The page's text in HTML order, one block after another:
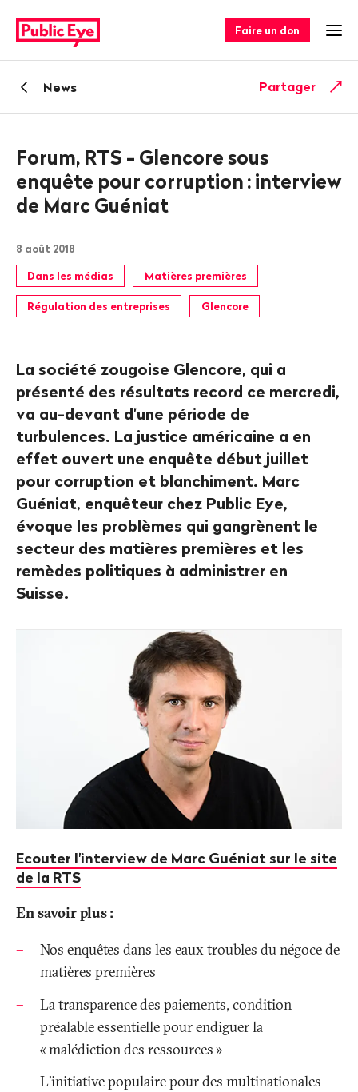
sur
publiceye.ch
rapide
Faire un don
RetourNews Partager
Forum, RTS - Glencore sous
enquête pour corruption : interview
de Marc Guéniat
8 août 2018
Dans les médias Matières premières
Régulation des entreprises Glencore
La société zougoise Glencore, qui a
présenté des résultats record ce mercredi,
va au-devant d'une période de
turbulences. La justice américaine a en
effet ouvert une enquête début juillet
pour corruption et blanchiment. Marc
Guéniat, enquêteur chez Public Eye,
évoque les problèmes qui gangrènent le
secteur des matières premières et les
remèdes politiques à administrer en
Suisse.
Ecouter l'interview de Marc Guéniat sur le site
de la RTS
En savoir plus:
Nos enquêtes dans les eaux troubles du négoce de
matières premières
La transparence des paiements, condition
préalable essentielle pour endiguer la
«malédiction des ressources»
L'initiative populaire pour des multinationales